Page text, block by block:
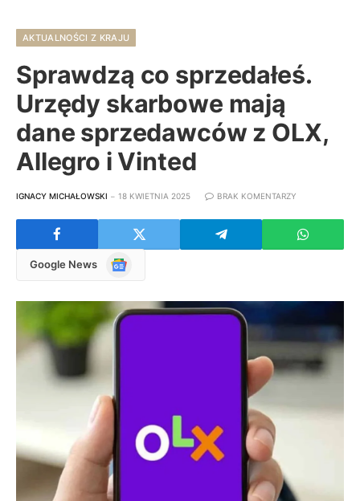
AKTUALNOŚCI Z KRAJU
Sprawdzą co sprzedałeś.
Urzędy skarbowe mają
dane sprzedawców z OLX,
Allegro i Vinted
IGNACY MICHAŁOWSKI 18 KWIETNIA 2025 BRAK KOMENTARZY
Google News
Google